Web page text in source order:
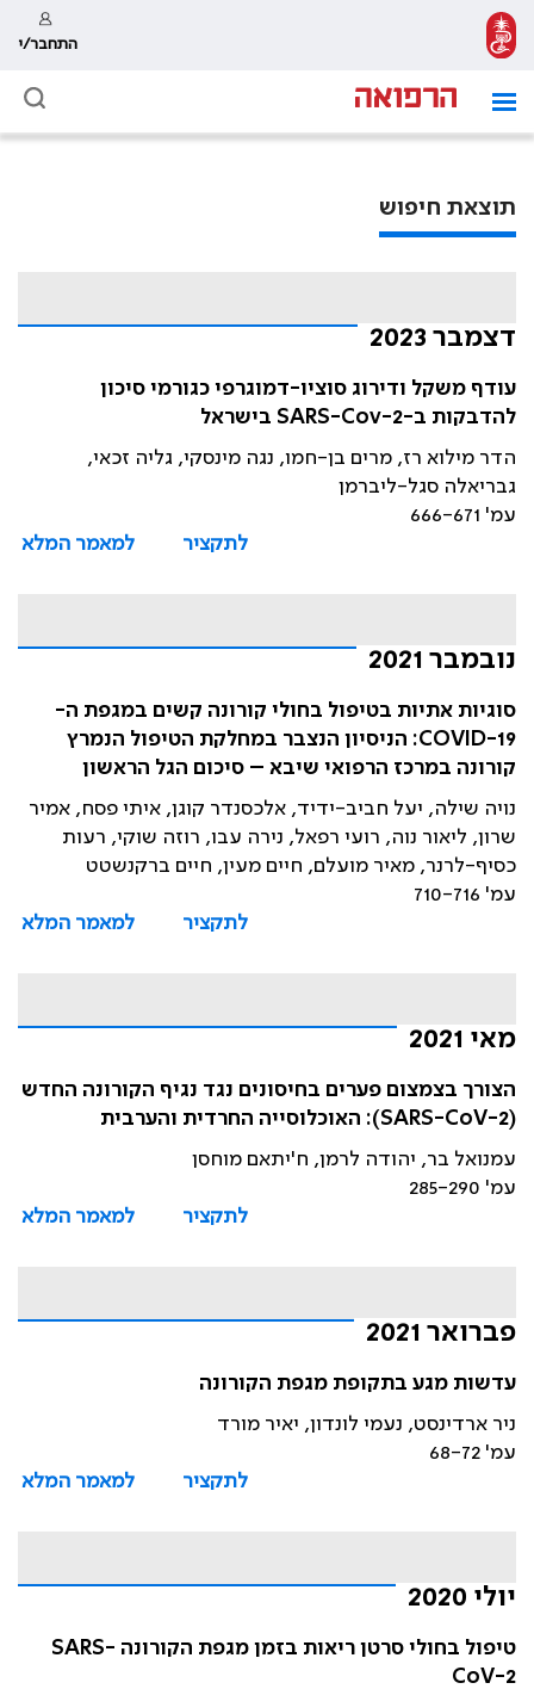
התחבר/י
תוצאת חיפוש
דצמבר 2023
עודף משקל ודירוג סוציו-דמוגרפי כגורמי סיכון
להדבקות ב-SARS-Cov-2 בישראל
הדר מילוא רז, מרים בן-חמו, נגה מינסקי, גליה זכאי,
גבריאלה סגל-ליברמן
עמ' 666-671
לתקציר
למאמר המלא
נובמבר 2021
סוגיות אתיות בטיפול בחולי קורונה קשים במגפת ה-
COVID-19: הניסיון הנצבר במחלקת הטיפול הנמרץ
קורונה במרכז הרפואי שיבא – סיכום הגל הראשון
נויה שילה, יעל חביב-ידיד, אלכסנדר קוגן, איתי פסח, אמיר
שרון, ליאור נוה, רועי רפאל, נירה עבו, רוזה שוקי, רעות
כסיף-לרנר, מאיר מועלם, חיים מעין, חיים ברקנשטט
עמ' 710-716
לתקציר
למאמר המלא
מאי 2021
הצורך בצמצום פערים בחיסונים נגד נגיף הקורונה החדש
(SARS-CoV-2): האוכלוסייה החרדית והערבית
עמנואל בר, יהודה לרמן, ח'יתאם מוחסן
עמ' 285-290
לתקציר
למאמר המלא
פברואר 2021
עדשות מגע בתקופת מגפת הקורונה
ניר ארדינסט, נעמי לונדון, יאיר מורד
עמ' 68-72
לתקציר
למאמר המלא
יולי 2020
טיפול בחולי סרטן ריאות בזמן מגפת הקורונה SARS-
CoV-2